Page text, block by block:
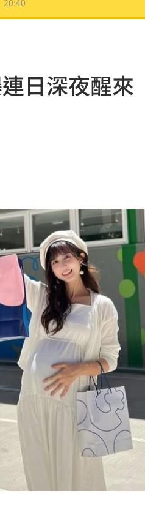
20:33
20:14
20:08
20:07
20:00
20:00
19:54
日深夜醒來